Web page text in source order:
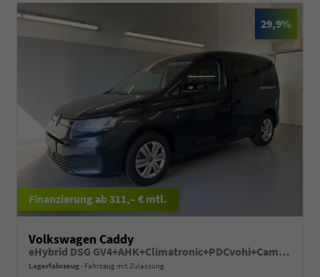
29,9%
ab 311,– € mtl.
Volkswagen Caddy
eHybrid DSG GV4+AHK+Climatronic+PDCvohi+Cam+Regensens.+AppConnect
Lagerfahrzeug Fahrzeug mit Zulassung